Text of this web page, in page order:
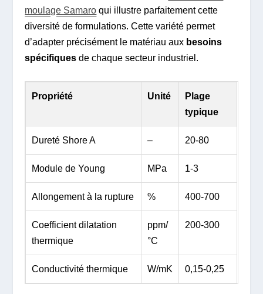
moulage Samaro qui illustre parfaitement cette
diversité de formulations. Cette variété permet
d’adapter précisément le matériau aux besoins
spécifiques de chaque secteur industriel.
Propriété Unité
Plage
typique
Dureté Shore A – 20-80
Module de Young MPa 1-3
Allongement à la rupture % 400-700
Coefficient dilatation
thermique
ppm/
°C
200-300
Conductivité thermique W/mK 0,15-0,25